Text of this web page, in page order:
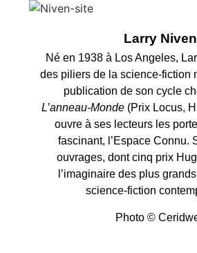
Larry Niven
Né en 1938 à Los Angeles,
des piliers de la science-fiction
publication de son cycle
L’anneau-Monde(Prix Locus,
ouvre à ses lecteurs les
fascinant, l’Espace Connu.
ouvrages, dont cinq prix
l’imaginaire des plus
science-fiction
Photo ©